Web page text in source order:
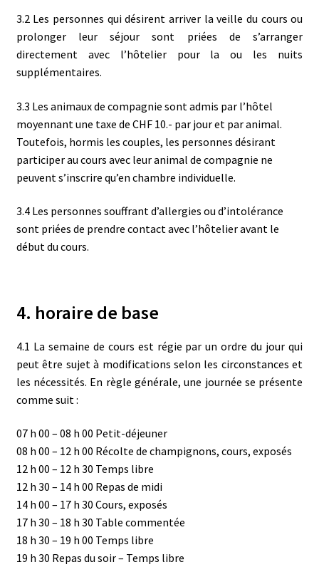
3.2 Les personnes qui désirent arriver la veille du cours ou
prolonger leur séjour sont priées de s’arranger
directement avec l’hôtelier pour la ou les nuits
supplémentaires.
3.3 Les animaux de compagnie sont admis par l’hôtel
moyennant une taxe de CHF 10.- par jour et par animal.
Toutefois, hormis les couples, les personnes désirant
participer au cours avec leur animal de compagnie ne
peuvent s’inscrire qu’en chambre individuelle.
3.4 Les personnes souffrant d’allergies ou d’intolérance
sont priées de prendre contact avec l’hôtelier avant le
début du cours.
4. horaire de base
4.1 La semaine de cours est régie par un ordre du jour qui
peut être sujet à modifications selon les circonstances et
les nécessités. En règle générale, une journée se présente
comme suit :
07 h 00 – 08 h 00 Petit-déjeuner
08 h 00 – 12 h 00 Récolte de champignons, cours, exposés
12 h 00 – 12 h 30 Temps libre
12 h 30 – 14 h 00 Repas de midi
14 h 00 – 17 h 30 Cours, exposés
17 h 30 – 18 h 30 Table commentée
18 h 30 – 19 h 00 Temps libre
19 h 30 Repas du soir – Temps libre